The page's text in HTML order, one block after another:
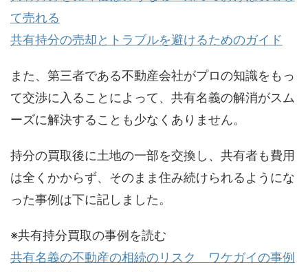
て売れる
共有持分の売却とトラブルを避けるためのガイド
また、第三者である不動産会社がプロの知識をもっ
て交渉に入ることによって、共有名義の解消がスム
ーズに解決することも少なくありません。
持分の買取後に土地の一部を交換し、共有者も費用
は全くかからず、そのまま住み続けられるようにな
った事例は下に記しました。
※共有持分買取の事例を読む
共有名義の不動産の相続のリスク ワケガイの事例